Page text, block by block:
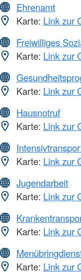
Ehrenamt
Karte: Link zur
Freiwilliges
Karte: Link zur
Karte: Link zur
Hausnotruf
Karte: Link zur
Karte: Link zur
Jugendarbeit
Karte: Link zur
Karte: Link zur
Karte: Link zur